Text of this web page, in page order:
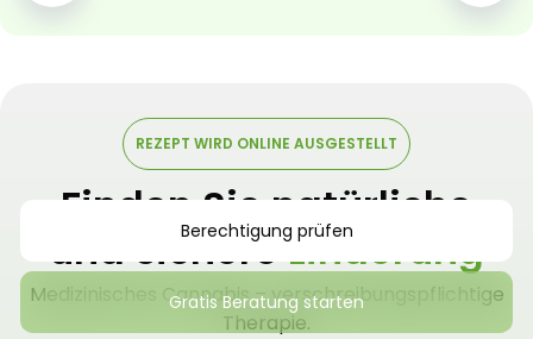
REZEPT WIRD ONLINE AUSGESTELLT
Finden Sie natürliche
und sichereLinderung
Medizinisches Cannabis – verschreibungspflichtige
Therapie.
Berechtigung prüfen
Gratis Beratung starten